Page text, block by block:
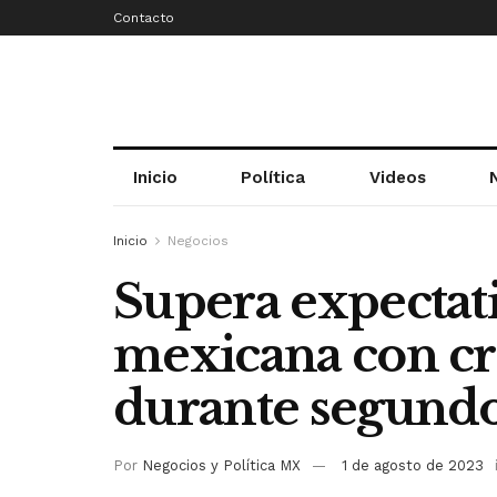
Contacto
Inicio Política Videos
Inicio Negocios
Supera
mexicana con
durante
Por Negocios y Política MX 1 de agosto de 2023